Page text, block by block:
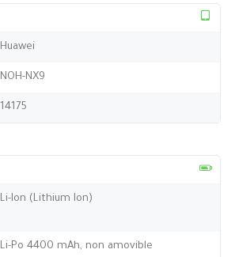
Huawei
NOH-NX9
14175
Li-Ion (Lithium Ion)
Li-Po 4400 mAh, non amovible